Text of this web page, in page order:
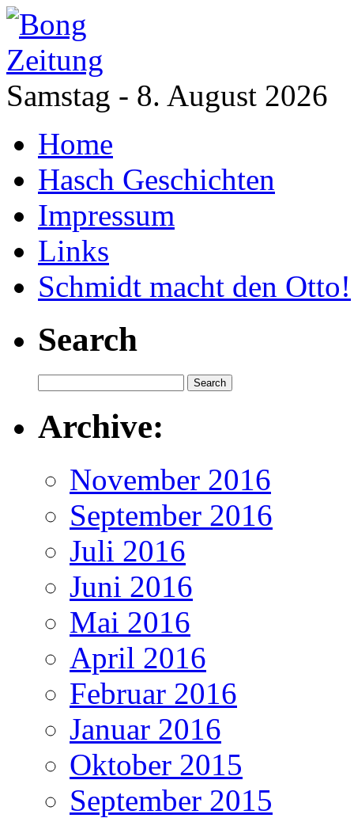
Samstag - 8. August 2026
Home
Hasch Geschichten
Impressum
Links
Schmidt macht den Otto!
Search
Archive:
November 2016
September 2016
Juli 2016
Juni 2016
Mai 2016
April 2016
Februar 2016
Januar 2016
Oktober 2015
September 2015